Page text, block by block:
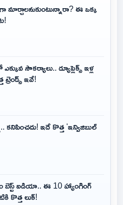
మార్చాలనుకుంటున్నారా? ఈ ఒక్క
సౌకర్యాలు.. డ్యూప్లెక్స్ ఇళ్ల
ఇవే!
కనిపించదు! ఇదే కొత్త 'ఇన్విజిబుల్
బెస్ట్ ఐడియా.. ఈ 10 హ్యాంగింగ్
కొత్త లుక్!